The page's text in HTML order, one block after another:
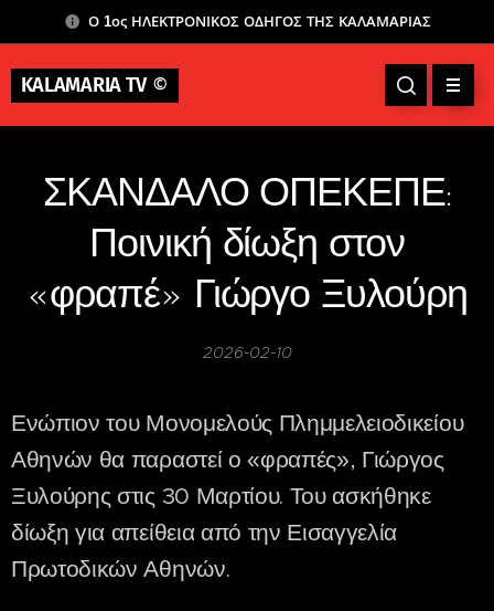
Ο 1ος ΗΛΕΚΤΡΟΝΙΚΟΣ ΟΔΗΓΟΣ ΤΗΣ ΚΑΛΑΜΑΡΙΑΣ
KALAMARIA TV©
ΣΚΑΝΔΑΛΟ ΟΠΕΚΕΠΕ:
Ποινική δίωξη στον
«φραπέ» Γιώργο Ξυλούρη
2026-02-10
Ενώπιον του Μονομελούς Πλημμελειοδικείου
Αθηνών θα παραστεί ο «φραπές», Γιώργος
Ξυλούρης στις 30 Μαρτίου. Του ασκήθηκε
δίωξη για απείθεια από την Εισαγγελία
Πρωτοδικών Αθηνών.